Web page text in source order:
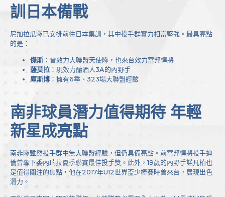
訓日本備戰
尼加拉瓜隊已安排前往日本集訓，其中投手群實力相當堅強。最具亮點
的是：
傑斯 ：曾效力大聯盟天使隊，也來台效力富邦悍將
薩莫拉 ：現效力釀酒人3A的內野手
庫斯博 ：擁有6季、323場大聯盟經驗
南非球員潛力值得期待 年輕
新星成亮點
南非隊雖然投手群中無大聯盟經驗，但仍具備亮點。前富邦悍將投手迪
倫曾奪下委內瑞拉夏季聯賽最佳投手獎。此外，19歲的內野手諾凡柏也
是值得關注的焦點，他在2017年U12世界盃少棒賽時曾來台，展現出色
潛力。